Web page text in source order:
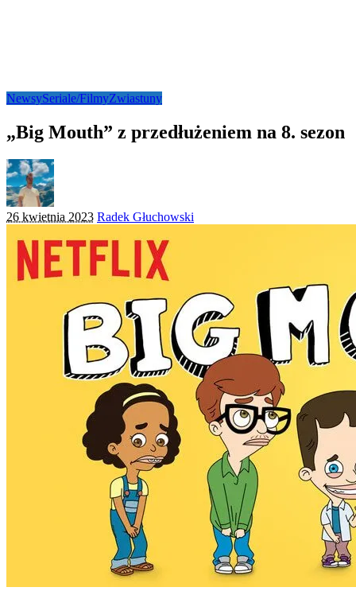
NewsySeriale/FilmyZwiastuny
„Big Mouth” z przedłużeniem na 8. sezon
26 kwietnia 2023 Posted
Radek Głuchowski